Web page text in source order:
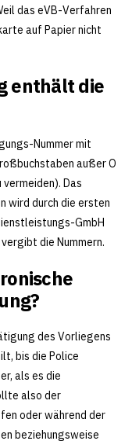
das eVB-Verfahren
auf Papier nicht
enthält die
Nummer mit
außer O
Das
wird durch die ersten
GmbH
die Nummern.
des Vorliegens
bis die Police
als es die
also der
oder während der
beziehungsweise